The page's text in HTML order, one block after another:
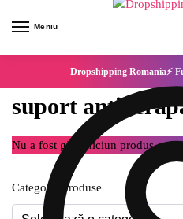
Meniu
Dropshipping Romania⚡
suport
Nu a fost găsit niciun produs care
Categorie produse